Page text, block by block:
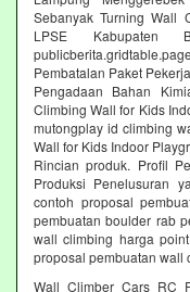
Sebanyak Turning Wall
LPSE Kabupaten
Pembatalan Paket
Pengadaan Bahan
Climbing Wall for Kids
mutongplay id climbing
Wall for Kids Indoor
Rincian produk. Profil
Produksi Penelusuran
contoh proposal
pembuatan boulder rab
wall climbing harga
proposal pembuatan wall
Wall Climber Cars RC